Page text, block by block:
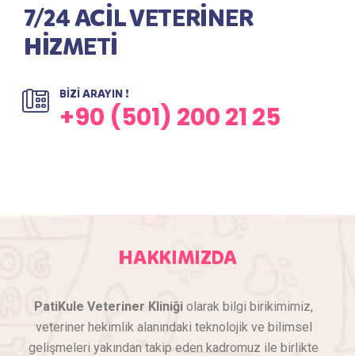
7/24 ACİL VETERİNER
HİZMETİ
BİZİ ARAYIN !
+90 (501) 200 21 25
HAKKIMIZDA
PatiKule Veteriner Kliniği olarak bilgi birikimimiz,
veteriner hekimlik alanındaki teknolojik ve bilimsel
gelişmeleri yakından takip eden kadromuz ile birlikte